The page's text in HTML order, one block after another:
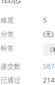
难度
5
分类
(无)
标签
递交数
587
已通过
214